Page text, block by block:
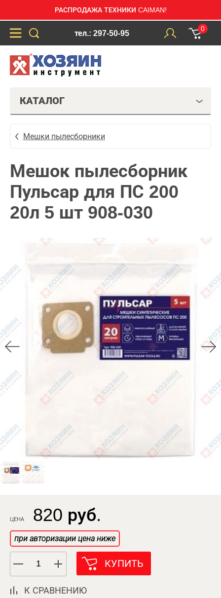
РАСПРОДАЖА ТЕХНИКИ CAIMAN!
тел.: 297-50-95
0
КАТАЛОГ
Мешки пылесборники
Мешок пылесборник
Пульсар для ПС 200
20л 5 шт 908-030
ЦЕНА 820 руб.
при авторизации цена ниже
КУПИТЬ
К СРАВНЕНИЮ